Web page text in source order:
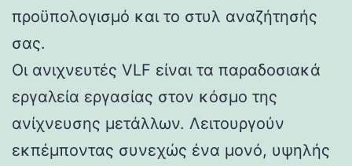
προϋπολογισμό και το στυλ αναζήτησής
σας.
Οι ανιχνευτές VLF είναι τα παραδοσιακά
εργαλεία εργασίας στον κόσμο της
ανίχνευσης μετάλλων. Λειτουργούν
εκπέμποντας συνεχώς ένα μονό, υψηλής